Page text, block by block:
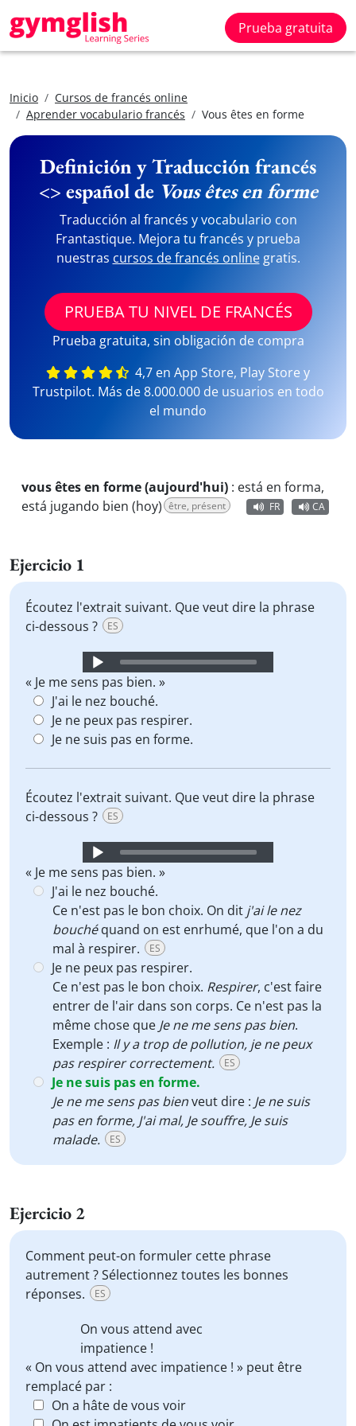
Prueba gratuita
Inicio
Cursos de francés online
Aprender vocabulario francés
Vous êtes en forme
Definición y Traducción francés
<> español de Vous êtes en forme
Traducción al francés y vocabulario con
Frantastique. Mejora tu francés y prueba
nuestras cursos de francés onlinegratis.
PRUEBA TU NIVEL DE FRANCÉS
Prueba gratuita, sin obligación de compra
4,7 en App Store, Play Store y
Trustpilot. Más de 8.000.000 de usuarios en todo
el mundo
vous êtes en forme (aujourd'hui) : está en forma,
está jugando bien (hoy) être, présent FR CA
Ejercicio 1
Écoutez l'extrait suivant. Que veut dire la phrase
ci-dessous ?
ES
Audio
Player
« Je me sens pas bien. »
J'ai le nez bouché.
Je ne peux pas respirer.
Je ne suis pas en forme.
Écoutez l'extrait suivant. Que veut dire la phrase
ci-dessous ?
ES
Audio
Player
« Je me sens pas bien. »
J'ai le nez bouché.
Ce n'est pas le bon choix. On dit j'ai le nez
bouchéquand on est enrhumé, que l'on a du
mal à respirer.
ES
Je ne peux pas respirer.
Ce n'est pas le bon choix. Respirer, c'est faire
entrer de l'air dans son corps. Ce n'est pas la
même chose que Je ne me sens pas bien.
Exemple : Il y a trop de pollution, je ne peux
pas respirer correctement.
ES
Je ne suis pas en forme.
Je ne me sens pas bienveut dire : Je ne suis
pas en forme, J'ai mal, Je souffre, Je suis
malade.
ES
Ejercicio 2
Comment peut-on formuler cette phrase
autrement ? Sélectionnez toutes les bonnes
réponses.
ES
On vous attend avec
impatience !
« On vous attend avec impatience ! » peut être
remplacé par :
On a hâte de vous voir